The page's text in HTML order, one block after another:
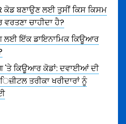
ਕੋਡ ਬਣਾਉਣ ਲਈ ਤੁਸੀਂ ਕਿਸ ਕਿਸਮ
ਚਾਹੀਦਾ ਹੈ?
ਲਈ ਇੱਕ ਡਾਇਨਾਮਿਕ ਕਿਊਆਰ
ਕਿਊਆਰ ਕੋਡਾਂ: ਦਵਾਈਆਂ ਦੀ
ਤਰੀਕਾ ਖਰੀਦਾਰਾਂ ਨੂੰ